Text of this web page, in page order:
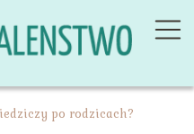
po rodzicach?